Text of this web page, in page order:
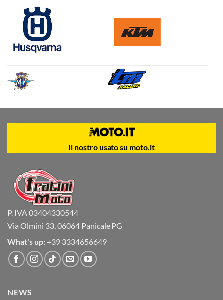
Il nostro usato su moto.it
P. IVA 03404330544
Via Olmini 33, 06064 Panicale PG
What's up: +39 3334656649
NEWS